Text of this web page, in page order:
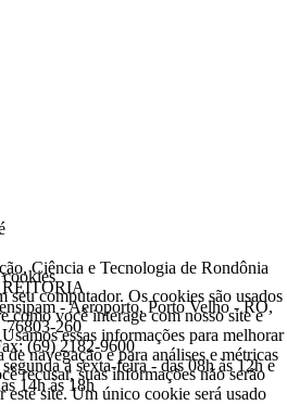
Ciência e Tecnologia de Rondônia
REITORIA
- Aeroporto, Porto Velho - RO,
76803-260
(69) 2182-9600
a sexta-feira - das 08h às 12h e
14h às 18h
seu computador. Os cookies são usados
como você interage com nosso site e
essas informações para melhorar
navegação e para análises e métricas
recusar, suas informações não serão
este site. Um único cookie será usado